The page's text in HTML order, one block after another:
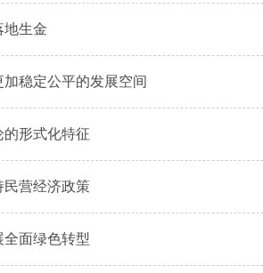
地生金
稳定公平的发展空间
的形式化特征
民营经济政策
全面绿色转型